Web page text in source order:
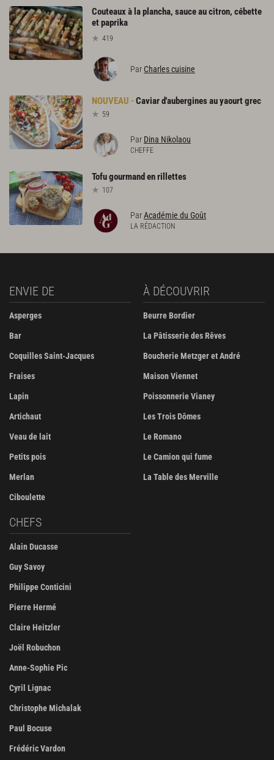
Couteaux à la plancha, sauce au citron, cébette
et paprika
419
Par Charles cuisine
Caviard'auberginesauyaourtgrec
59
Par Dina Nikolaou
CHEFFE
Tofugourmand enrillettes
107
ParAcadémie du Goût
LA RÉDACTION
ENVIE DE
Asperges
Bar
Coquilles Saint-Jacques
Fraises
Lapin
Artichaut
Veau de lait
Petits pois
Merlan
Ciboulette
À DÉCOUVRIR
Beurre Bordier
La Pâtisserie des Rêves
Boucherie Metzger et André
Maison Viennet
Poissonnerie Vianey
Les Trois Dômes
Le Romano
Le Camion qui fume
La Table des Merville
CHEFS
Alain Ducasse
Guy Savoy
Philippe Conticini
Pierre Hermé
Claire Heitzler
Joël Robuchon
Anne-Sophie Pic
Cyril Lignac
Christophe Michalak
Paul Bocuse
Frédéric Vardon